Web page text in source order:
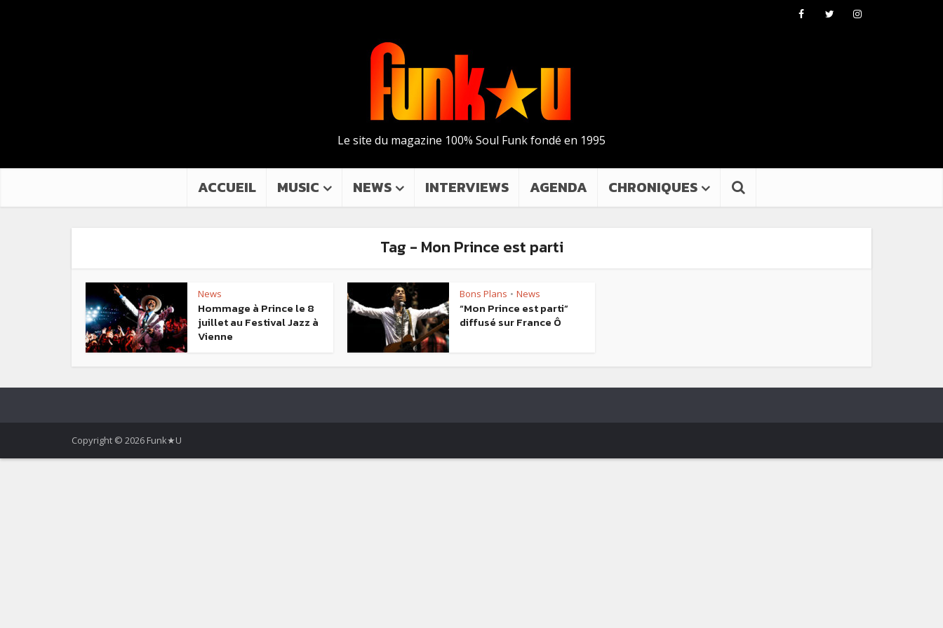
Le site du magazine 100% Soul Funk fondé en 1995
ACCUEIL MUSIC NEWS INTERVIEWS AGENDA CHRONIQUES
Tag - Mon Prince est parti
News
Hommage à Prince le 8
juillet au Festival Jazz à
Vienne
Bons Plans • News
“Mon Prince est parti”
diffusé sur France Ô
Copyright © 2026 Funk★U